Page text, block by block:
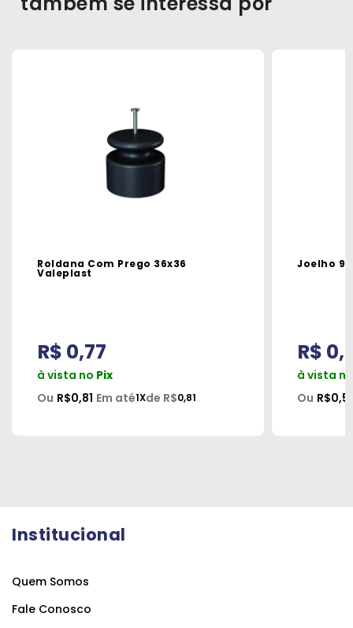
Roldana Com Prego 36x36
Valeplast
R$ 0,77
à vista no Pix
Ou R$0,81 Em até1Xde R$0,81
Joelho
R$
à vista
Ou
Institucional
Quem Somos
Fale Conosco